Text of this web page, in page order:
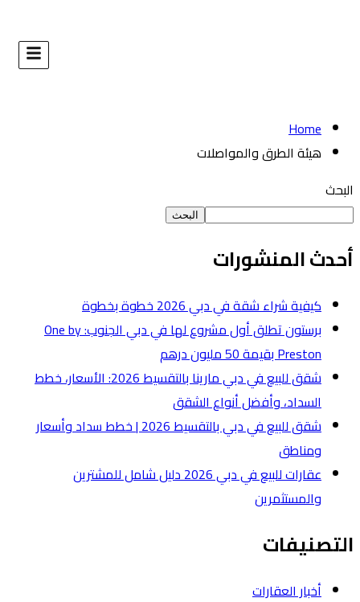
برستون تطلق أول مشروع لها في دبي الجنوب: One by
شقق للبيع في دبي مارينا بالتقسيط 2026: الأسعار، خطط
شقق للبيع في دبي بالتقسيط 2026 | خطط سداد وأسعار
عقارات للبيع في دبي 2026 دليل شامل للمشترين